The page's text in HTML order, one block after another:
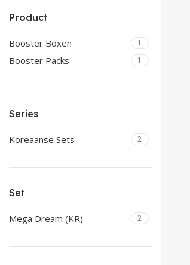
Product
Booster Boxen 1
Booster Packs 1
Series
Koreaanse Sets 2
Set
Mega Dream (KR) 2